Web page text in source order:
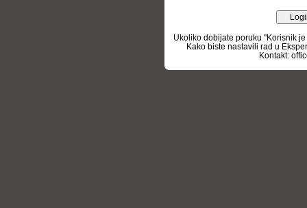
Ukoliko dobijate poruku "Korisnik
Kako biste nastavili rad u
Kontakt: